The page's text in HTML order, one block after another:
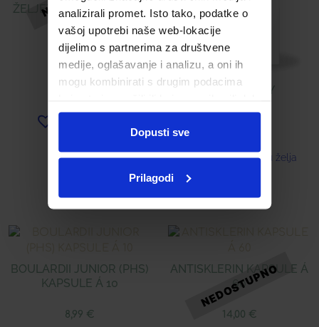
analizirali promet. Isto tako, podatke o
vašoj upotrebi naše web-lokacije
dijelimo s partnerima za društvene
medije, oglašavanje i analizu, a oni ih
mogu kombinirati s drugim podacima
ste upotrebljavali njihove usluge.
Dopusti sve
Prilagodi
ŽELJEZOM KINDERVITAL
250 ML
17,25€
D3 + K1 BABY
Dodaj u listu želja
BOULARDII JUNIOR (PHS)
KAPSULE Á 10
8,99 €
ANTISKLERIN KAPSULE Á
60
14,00 €